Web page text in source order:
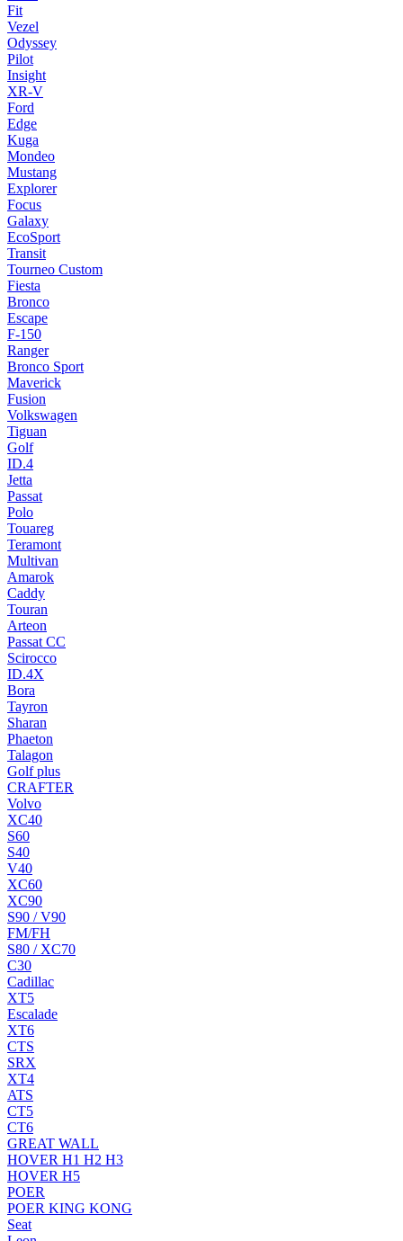
Fit
Vezel
Odyssey
Pilot
Insight
XR-V
Ford
Edge
Kuga
Mondeo
Mustang
Explorer
Focus
Galaxy
EcoSport
Transit
Tourneo Custom
Fiesta
Bronco
Escape
F-150
Ranger
Bronco Sport
Maverick
Fusion
Volkswagen
Tiguan
Golf
ID.4
Jetta
Passat
Polo
Touareg
Teramont
Multivan
Amarok
Caddy
Touran
Arteon
Passat CC
Scirocco
ID.4X
Bora
Tayron
Sharan
Phaeton
Talagon
Golf plus
CRAFTER
Volvo
XC40
S60
S40
V40
XC60
XC90
S90 / V90
FM/FH
S80 / XC70
C30
Cadillac
XT5
Escalade
XT6
CTS
SRX
XT4
ATS
CT5
CT6
GREAT WALL
HOVER H1 H2 H3
HOVER H5
POER
POER KING KONG
Seat